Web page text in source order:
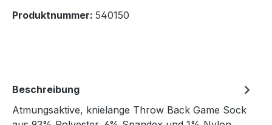
Produktnummer: 540150
Beschreibung
Atmungsaktive, knielange Throw Back Game Sock